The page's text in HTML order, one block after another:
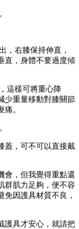
，右膝保持伸直，
直，身體不要過度傾
這樣可將重心降
少重量移動對膝關節
。
蓋，可不可以直接戴
會，但我覺得重點還
群肌力足夠，便不容
因護具材質不良，
護具才安心，就請把